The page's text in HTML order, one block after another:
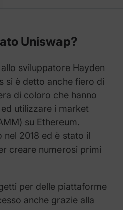
Uniswap?
sviluppatore Hayden
si è detto anche fiero di
di coloro che hanno
utilizzare i market
su Ethereum.
2018 ed è stato il
creare numerosi primi
per delle piattaforme
anche grazie alla